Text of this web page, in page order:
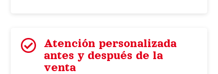

Atención personalizada
antes y después de la
venta